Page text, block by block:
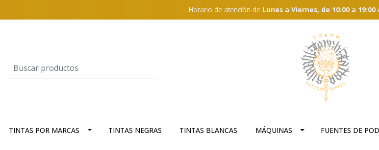
Horario de atención de Lunes a Viernes, de 10:00 a
TINTAS POR MARCAS TINTAS NEGRAS TINTAS BLANCAS MÁQUINAS FUENTES DE